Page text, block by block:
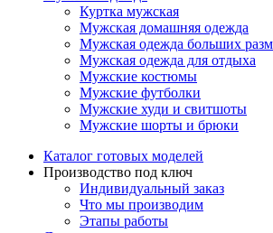
Куртка мужская
Мужская домашняя одежда
Мужская одежда больших
Мужская одежда для отдыха
Мужские костюмы
Мужские футболки
Мужские худи и свитшоты
Мужские шорты и брюки
Каталог готовых моделей
Производство под ключ
Индивидуальный заказ
Что мы производим
Этапы работы